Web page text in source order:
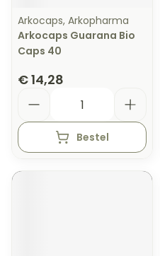
Arkocaps, Arkopharma
Arkocaps Guarana Bio
Caps 40
€ 14,28
Bestel